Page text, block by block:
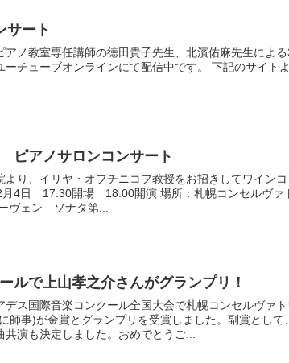
サート
ノ教室専任講師の徳田貴子先生、北濱佑麻先生によ
チューブオンラインにて配信中です。 下記のサイト
ピアノサロンコンサート
り、イリヤ・オフチニコフ教授をお招きしてワイン
月4日 17:30開場 18:00開演 場所：札幌コンセルヴァ
ヴェン ソナタ第...
ルで上山孝之介さんがグランプリ！
ス国際音楽コンクール全国大会で札幌コンセルヴァト
師事)が金賞とグランプリを受賞しました。副賞として
演も決定しました。おめでとうご...